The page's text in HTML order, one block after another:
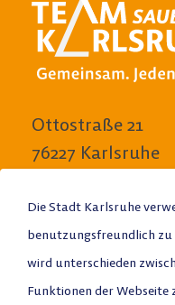
Ottostraße 21
76227 Karlsruhe
E-Mail schreiben
Anrufen
Stadtplan
Die Stadt Karlsruhe
benutzungsfreundlich zu
wird unterschieden
Funktionen der